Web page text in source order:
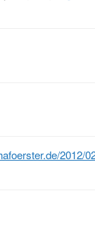
2012/